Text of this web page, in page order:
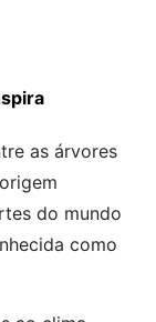
as árvores
do mundo
como